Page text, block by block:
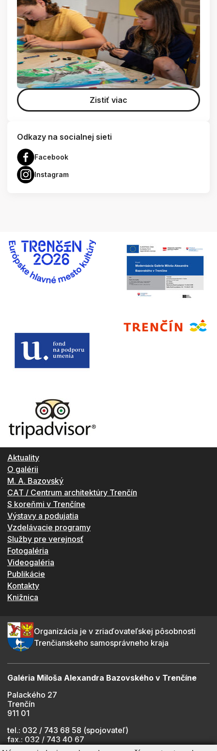
Zistiť viac
Odkazy na socialnej sieti
Facebook
Instagram
Aktuality
O galérii
M. A. Bazovský
CAT / Centrum architektúry Trenčín
S koreňmi v Trenčíne
Výstavy a podujatia
Vzdelávacie programy
Služby pre verejnosť
Fotogaléria
Videogaléria
Publikácie
Kontakty
Knižnica
Organizácia je v zriaďovateľskej pôsobnosti
Trenčianskeho samosprávneho kraja
Galéria Miloša Alexandra Bazovského v Trenčíne
Palackého 27
Trenčín
911 01
tel.: 032 / 743 68 58 (spojovateľ)
fax.: 032 / 743 40 67
e-mail:
info@gmab.sk